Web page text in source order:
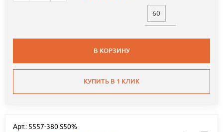
60
В КОРЗИНУ
КУПИТЬ В 1 КЛИК
Арт.: 5557-380 S50%